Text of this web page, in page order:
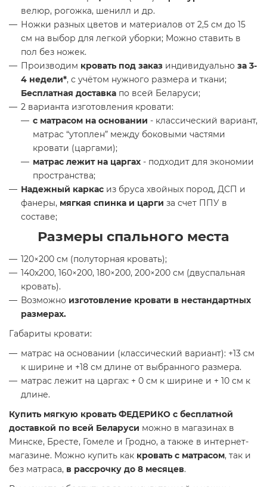
велюр, рогожка, шенилл и др.
Ножки разных цветов и материалов от 2,5 см до 15
см на выбор для легкой уборки; Можно ставить в
пол без ножек.
Производим кровать под заказ индивидуально за 3-
4 недели*, с учётом нужного размера и ткани;
Бесплатная доставка по всей Беларуси;
2 варианта изготовления кровати:
с матрасом на основании - классический вариант,
матрас “утоплен” между боковыми частями
кровати (царгами);
матрас лежит на царгах - подходит для экономии
пространства;
Надежный каркас из бруса хвойных пород, ДСП и
фанеры, мягкая спинка и царги за счет ППУ в
составе;
Размеры спального места
120×200 см (полуторная кровать);
140х200, 160×200, 180×200, 200×200 см (двуспальная
кровать).
Возможно изготовление кровати в нестандартных
размерах.
Габариты кровати:
матрас на основании (классический вариант): +13 см
к ширине и +18 см длине от выбранного размера.
матрас лежит на царгах: + 0 см к ширине и + 10 см к
длине.
Купить мягкую кровать ФЕДЕРИКО с бесплатной
доставкой по всей Беларуси можно в магазинах в
Минске, Бресте, Гомеле и Гродно, а также в интернет-
магазине. Можно купить как кровать с матрасом, так и
без матраса, в рассрочку до 8 месяцев.